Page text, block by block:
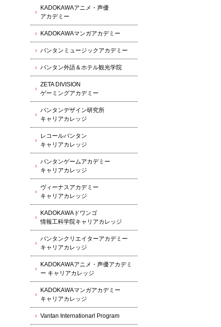
KADOKAWAアニメ・声優
アカデミー
KADOKAWAマンガアカデミー
バンタンミュージックアカデミー
バンタン外語＆ホテル観光学院
ZETA DIVISION
ゲーミングアカデミー
バンタンデザイン研究所
キャリアカレッジ
レコールバンタン
キャリアカレッジ
バンタンゲームアカデミー
キャリアカレッジ
ヴィーナスアカデミー
キャリアカレッジ
KADOKAWAドワンゴ
情報工科学院キャリアカレッジ
バンタンクリエイターアカデミー
キャリアカレッジ
KADOKAWAアニメ・声優アカデミ
ー キャリアカレッジ
KADOKAWAマンガアカデミー
キャリアカレッジ
Vantan Internationarl Program